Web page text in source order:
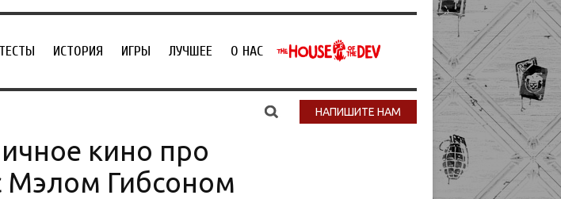
ТЕСТЫ ИСТОРИЯ ИГРЫ ЛУЧШЕЕ О НАС
НАПИШИТЕ НАМ
кино про
Мэлом Гибсоном